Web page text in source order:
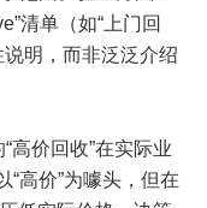
清单（如“上门回
说明，而非泛泛介绍
高价回收”在实际业
高价”为噱头，但在